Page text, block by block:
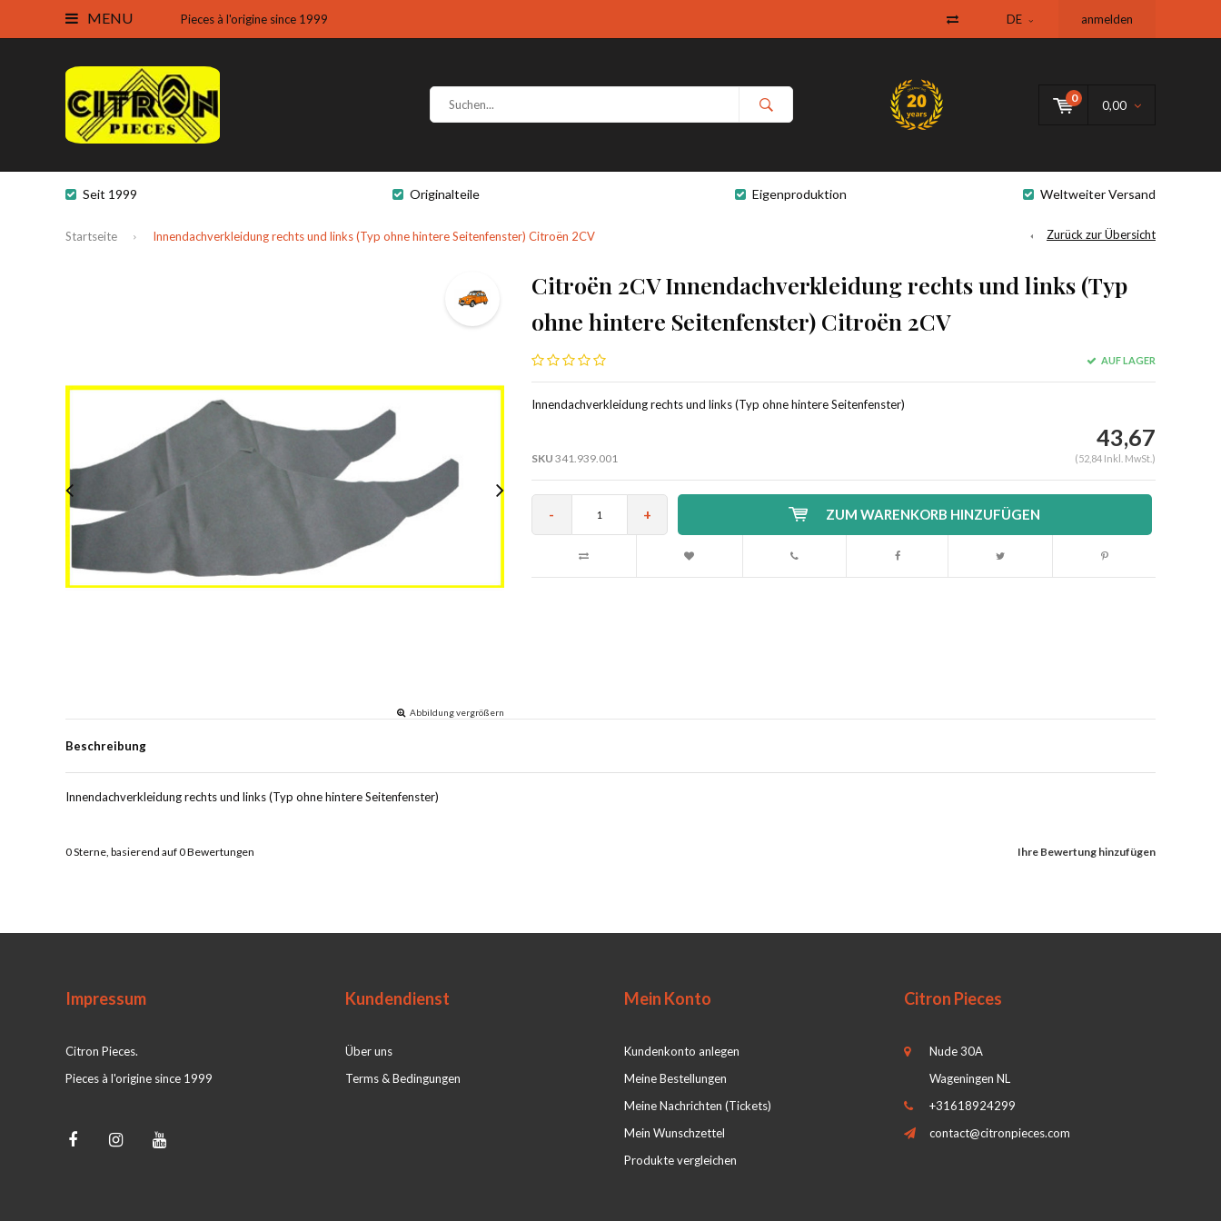
MENU Pieces à l'origine since 1999 DE anmelden
0
0,00
Seit 1999 Originalteile Eigenproduktion Weltweiter Versand
Startseite Innendachverkleidung rechts und links (Typ ohne hintere Seitenfenster) Citroën 2CV Zurück zur Übersicht
Abbildung vergrößern
Citroën 2CV Innendachverkleidung rechts und links (Typ
ohne hintere Seitenfenster) Citroën 2CV
AUF LAGER
Innendachverkleidung rechts und links (Typ ohne hintere Seitenfenster)
SKU 341.939.001
43,67
(52,84 Inkl. MwSt.)
- + ZUM WARENKORB HINZUFÜGEN
Beschreibung
Innendachverkleidung rechts und links (Typ ohne hintere Seitenfenster)
Ihre Bewertung hinzufügen
0Sterne, basierend auf0Bewertungen
Impressum
Citron Pieces.
Pieces à l'origine since 1999
Kundendienst
Über uns
Terms & Bedingungen
Mein Konto
Kundenkonto anlegen
Meine Bestellungen
Meine Nachrichten (Tickets)
Mein Wunschzettel
Produkte vergleichen
Citron Pieces
Nude 30A
Wageningen NL
+31618924299
contact@citronpieces.com